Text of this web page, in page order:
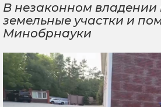
В незаконном владении
земельные участки и
Минобрнауки